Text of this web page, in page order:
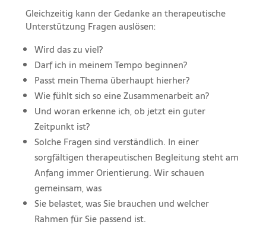
Gleichzeitig kann der Gedanke an therapeutische
Unterstützung Fragen auslösen:
Wird das zu viel?
Darf ich in meinem Tempo beginnen?
Passt mein Thema überhaupt hierher?
Wie fühlt sich so eine Zusammenarbeit an?
Und woran erkenne ich, ob jetzt ein guter
Zeitpunkt ist?
Solche Fragen sind verständlich. In einer
sorgfältigen therapeutischen Begleitung steht am
Anfang immer Orientierung. Wir schauen
gemeinsam, was
Sie belastet, was Sie brauchen und welcher
Rahmen für Sie passend ist.